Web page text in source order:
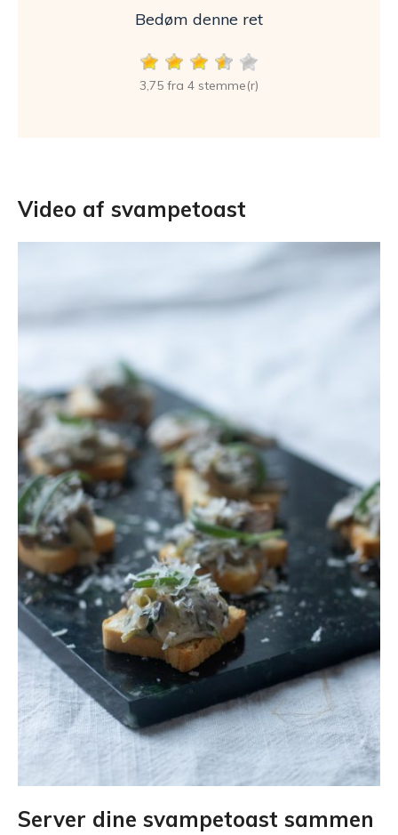
Bedøm denne ret
3,75 fra 4 stemme(r)
Video af svampetoast
Server dine svampetoast sammen